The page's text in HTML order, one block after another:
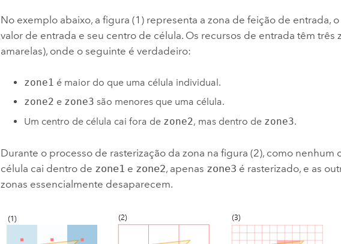
No exemplo abaixo, a figura (1) representa a zona de feição de entrada,
valor de entrada e seu centro de célula. Os recursos de entrada têm três
amarelas), onde o seguinte é verdadeiro:
zone1 é maior do que uma célula individual.
zone2 e zone3 são menores que uma célula.
Um centro de célula cai fora de zone2, mas dentro de zone3.
Durante o processo de rasterização da zona na figura (2), como nenhum
célula cai dentro de zone1 e zone2, apenas zone3 é rasterizado, e as
zonas essencialmente desaparecem.